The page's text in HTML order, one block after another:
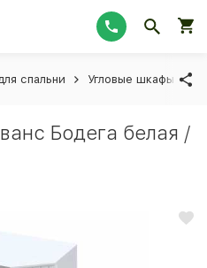
спальни Угловые шкафы для
Бодега белая /